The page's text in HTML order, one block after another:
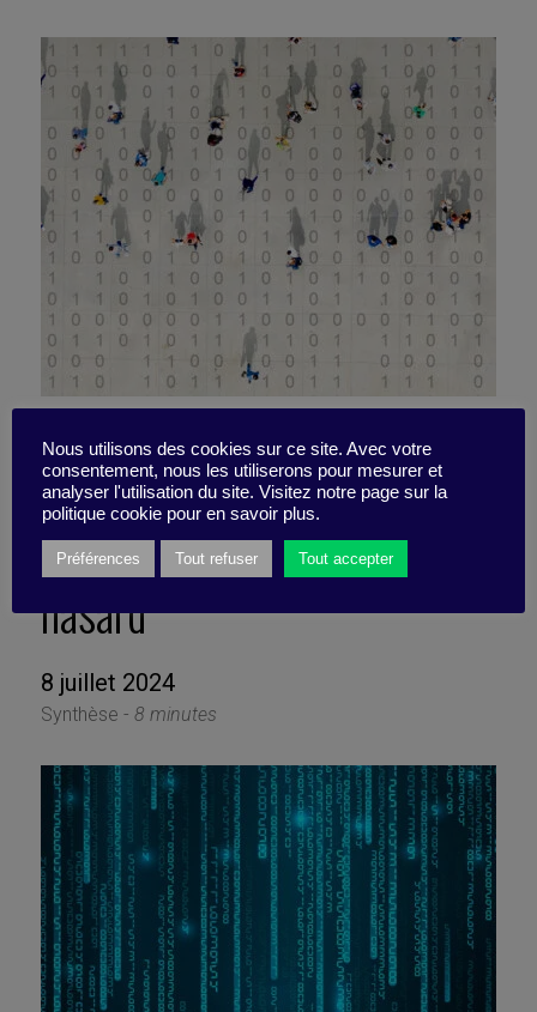
Coup de bol, pas de
chance… Six conseils pour
apprendre à vivre avec le
hasard
8 juillet 2024
Synthèse - 8 minutes
Nous utilisons des cookies sur ce site. Avec votre
consentement, nous les utiliserons pour mesurer et
analyser l'utilisation du site. Visitez notre page sur la
politique cookie pour en savoir plus.
Préférences Tout refuser Tout accepter